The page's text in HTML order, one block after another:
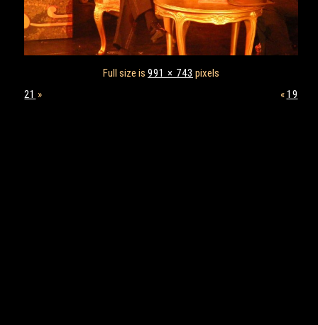
Full size is 991 × 743 pixels
21 » «19